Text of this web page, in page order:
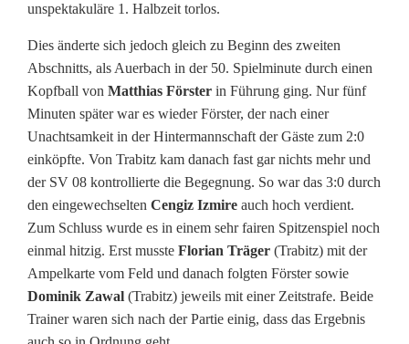
unspektakuläre 1. Halbzeit torlos.
Dies änderte sich jedoch gleich zu Beginn des zweiten
Abschnitts, als Auerbach in der 50. Spielminute durch einen
Kopfball von Matthias Förster in Führung ging. Nur fünf
Minuten später war es wieder Förster, der nach einer
Unachtsamkeit in der Hintermannschaft der Gäste zum 2:0
einköpfte. Von Trabitz kam danach fast gar nichts mehr und
der SV 08 kontrollierte die Begegnung. So war das 3:0 durch
den eingewechselten Cengiz Izmire auch hoch verdient.
Zum Schluss wurde es in einem sehr fairen Spitzenspiel noch
einmal hitzig. Erst musste Florian Träger (Trabitz) mit der
Ampelkarte vom Feld und danach folgten Förster sowie
Dominik Zawal (Trabitz) jeweils mit einer Zeitstrafe. Beide
Trainer waren sich nach der Partie einig, dass das Ergebnis